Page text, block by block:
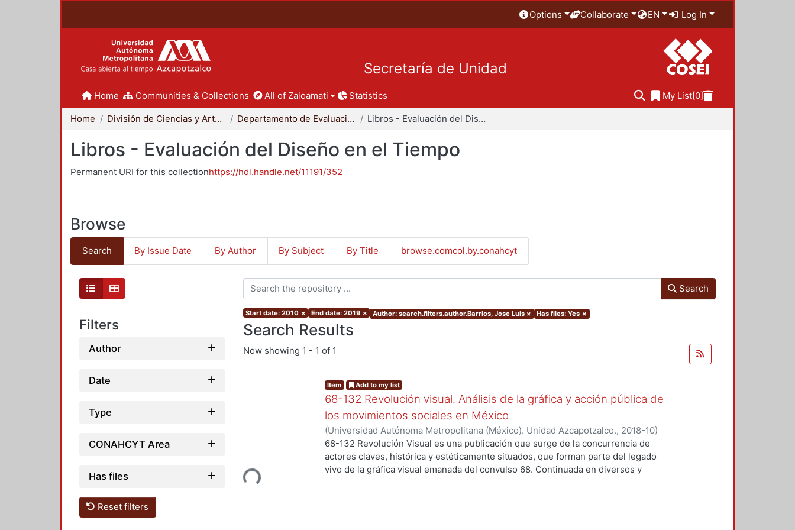
Options Collaborate EN Log In
Secretaría de Unidad
Home Communities & Collections All of Zaloamati Statistics My List[0]
Home División de Ciencias y Artes para el Diseño Departamento de Evaluación del Diseño en el Tiempo Libros - Evaluación del Diseño en el Tiempo
Libros - Evaluación del Diseño en el Tiempo
Permanent URI for this collectionhttps://hdl.handle.net/11191/352
Browse
Search By Issue Date By Author By Subject By Title browse.comcol.by.conahcyt
Filters
Author
Date
Type
CONAHCYT Area
Has files
Reset filters
Search
Start date: 2010 × End date: 2019 × Author: search.filters.author.Barrios, Jose Luis × Has files: Yes ×
Search Results
Now showing 1 - 1 of 1
Loading...
Item Add to my list
68-132 Revolución visual. Análisis de la gráfica y acción pública de
los movimientos sociales en México
(Universidad Autónoma Metropolitana (México). Unidad Azcapotzalco., 2018-10)
Ortiz Leroux, Jorge Gabriel;Arroyo Pedroza, Verónica;Lizarazo Arias, Diego;Pérez
Vega, Jorge;Del Castillo Troncoso, Alberto;Quiroz Trejo, Jose Othon;Aquino
Casas, Arnulfo;Tamayo, Sergio;Moreno Corso, Alejandro;Hijar Gonzalez, Cristina
68-132 Revolución Visual es una publicación que surge de la concurrencia de
actores claves, histórica y estéticamente situados, que forman parte del legado
vivo de la gráfica visual emanada del convulso 68. Continuada en diversos y